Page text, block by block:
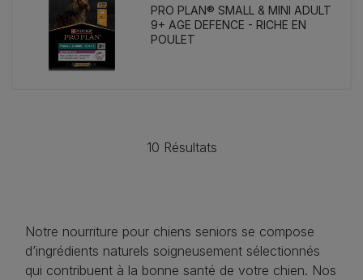
PRO PLAN® SMALL & MINI ADULT
9+ AGE DEFENCE - RICHE EN
POULET
10 Résultats
Notre nourriture pour chiens seniors se compose
d’ingrédients naturels soigneusement sélectionnés
qui contribuent à la bonne santé de votre chien. Nos